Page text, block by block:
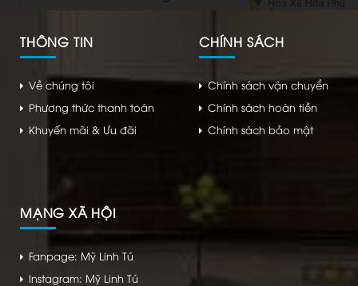
THÔNG TIN
Về chúng tôi
Phương thức thanh toán
Khuyến mãi & Ưu đãi
CHÍNH SÁCH
Chính sách vận chuyển
Chính sách hoàn tiền
Chính sách bảo mật
MẠNG XÃ HỘI
Fanpage: Mỹ Linh Tú
Instagram: Mỹ Linh Tú